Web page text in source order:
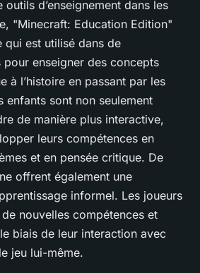
d’enseignement dans les
"Minecraft: Education Edition"
qui est utilisé dans de
pour enseigner des concepts
à l’histoire en passant par les
enfants sont non seulement
de manière plus interactive,
leurs compétences en
et en pensée critique. De
offrent également une
informel. Les joueurs
nouvelles compétences et
biais de leur interaction avec
jeu lui-même.